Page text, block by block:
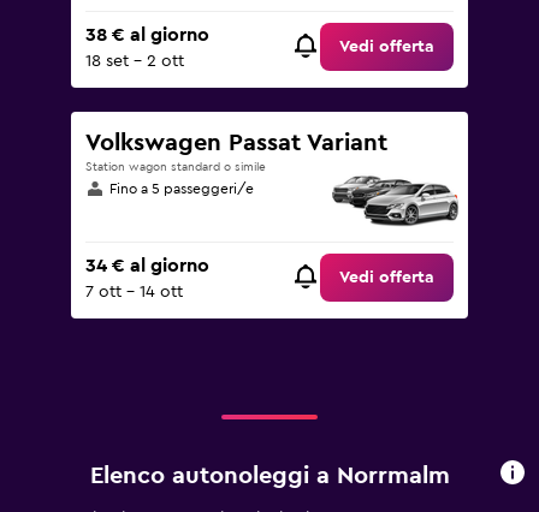
38 € al giorno
18 set - 2 ott
Vedi offerta
Volkswagen Passat Variant
Station wagon standard o simile
Fino a 5 passeggeri/e
34 € al giorno
7 ott - 14 ott
Vedi offerta
Elenco autonoleggi a Norrmalm